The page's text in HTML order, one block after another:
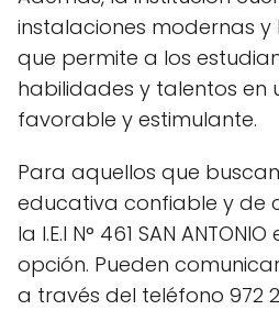
instalaciones modernas
que permite a los
habilidades y talentos en
favorable y estimulante.
Para aquellos que
educativa confiable y de
la I.E.I N° 461 SAN
opción. Pueden
a través del teléfono 972